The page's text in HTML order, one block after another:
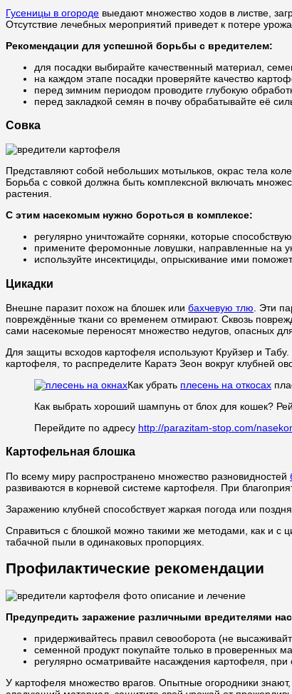
Гусеницы в огороде выедают множество ходов в листве,
Отсутствие лечебных мероприятий приведет к потере
Рекомендации для успешной борьбы с вредителем:
для посадки выбирайте качественный материал,
на каждом этапе посадки проверяйте качество
перед зимним периодом проводите глубокую
перед закладкой семян в почву обрабатывайте её
Совка
Представляют собой небольших мотыльков, окрас тела
Борьба с совкой должна быть комплексной включать
растения.
С этим насекомым нужно бороться в комплексе:
регулярно уничтожайте сорняки, которые
примените феромонные ловушки, направленные на
используйте инсектициды, опрыскивание ими
Цикадки
Внешне паразит похож на блошек или бахчевую тлю . Эти
повреждённые ткани со временем отмирают. Сквозь
сами насекомые переносят множество недугов, опасных
Для защиты всходов картофеля используют Круйзер и
картофеля, то распределите Каратэ Зеон вокруг клубней
Как убрать плесень на откосах
Как выбрать хороший шампунь от блох для кошек?
Перейдите по адресу http://parazitam-stop.com/
Картофельная блошка
По всему миру распространено множество разновидностей
развиваются в корневой системе картофеля. При
Заражению клубней способствует жаркая погода или
Справиться с блошкой можно такими же методами, как и с
табачной пыли в одинаковых пропорциях.
Профилактические рекомендации
Предупредить заражение различными вредителями
придерживайтесь правил севооборота (не
семенной продукт покупайте только в проверенных
регулярно осматривайте насаждения картофеля,
У картофеля множество врагов. Опытные огородники